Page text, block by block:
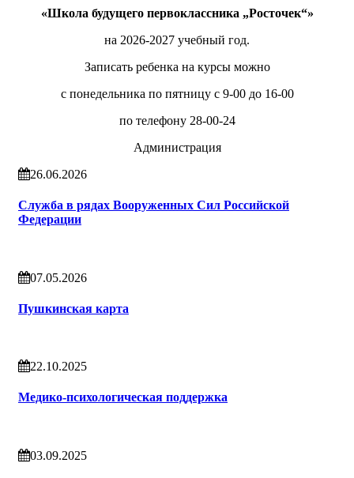
«Школа будущего первоклассника „Росточек“»
на 2026-2027 учебный год.
Записать ребенка на курсы можно
с понедельника по пятницу с 9-00 до 16-00
по телефону 28-00-24
Администрация
26.06.2026
Служба в рядах Вооруженных Сил Российской
Федерации
07.05.2026
Пушкинская карта
22.10.2025
Медико-психологическая поддержка
03.09.2025